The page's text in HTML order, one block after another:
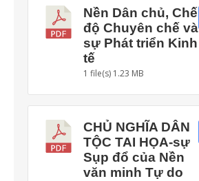
Nền Dân chủ, Chế
độ Chuyên chế và
sự Phát triển Kinh
tế
1 file(s) 1.23 MB
CHỦ NGHĨA DÂN
TỘC TAI HỌA-sự
Sụp đổ của Nền
văn minh Tự do